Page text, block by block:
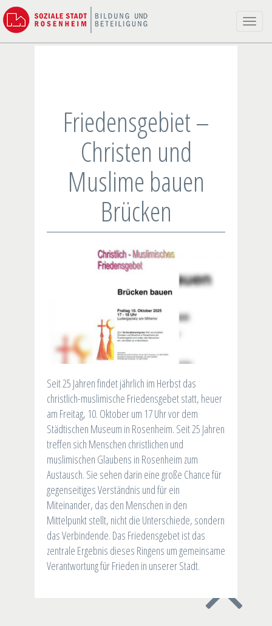
Toggle
Friedensgebiet –
Christen und
Muslime bauen
Brücken
Seit 25 Jahren findet jährlich im Herbst das
christlich-muslimische Friedensgebet statt, heuer
am Freitag, 10. Oktober um 17 Uhr vor dem
Städtischen Museum in Rosenheim. Seit 25 Jahren
treffen sich Menschen christlichen und
muslimischen Glaubens in Rosenheim zum
Austausch. Sie sehen darin eine große Chance für
gegenseitiges Verständnis und für ein
Miteinander, das den Menschen in den
Mittelpunkt stellt, nicht die Unterschiede, sondern
das Verbindende. Das Friedensgebet ist das
zentrale Ergebnis dieses Ringens um gemeinsame
Verantwortung für Frieden in unserer Stadt.